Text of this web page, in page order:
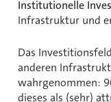
Institutionelle
Infrastruktur und
Das
anderen
wahrgenommen:
dieses als (sehr)